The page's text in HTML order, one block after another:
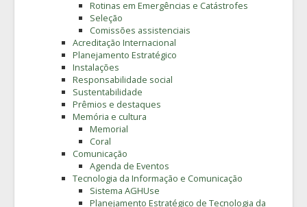
Rotinas em Emergências e Catástrofes
Seleção
Comissões assistenciais
Acreditação Internacional
Planejamento Estratégico
Instalações
Responsabilidade social
Sustentabilidade
Prêmios e destaques
Memória e cultura
Memorial
Coral
Comunicação
Agenda de Eventos
Tecnologia da Informação e Comunicação
Sistema AGHUse
Planejamento Estratégico de Tecnologia da